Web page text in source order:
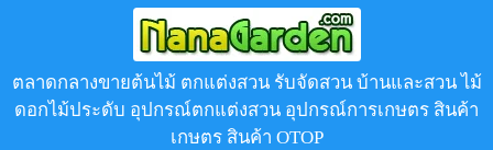
ตลาดกลางขายต้นไม้ ตกแต่งสวน รับจัดสวน บ้านและสวน ไม้
ดอกไม้ประดับ อุปกรณ์ตกแต่งสวน อุปกรณ์การเกษตร สินค้า
เกษตร สินค้า OTOP